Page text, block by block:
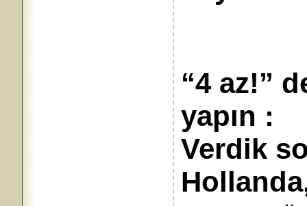
“4 az!”
yapın :
Verdik